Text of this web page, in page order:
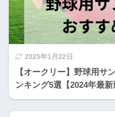
2025年1月22日
【オークリー】野球用サ
ンキング5選【2024年最新